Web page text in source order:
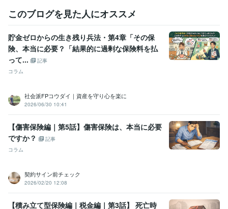
このブログを見た人にオススメ
貯金ゼロからの生き残り兵法・第4章「その保
険、本当に必要？「結果的に過剰な保険料を払
って...
記事
コラム
社会派FPコウダイ｜資産を守り心を楽に
2026/06/30 10:41
【傷害保険編｜第5話】傷害保険は、本当に必要
ですか？
記事
コラム
契約サイン前チェック
2026/02/20 12:08
【積み立て型保険編｜税金編｜第3話】 死亡時